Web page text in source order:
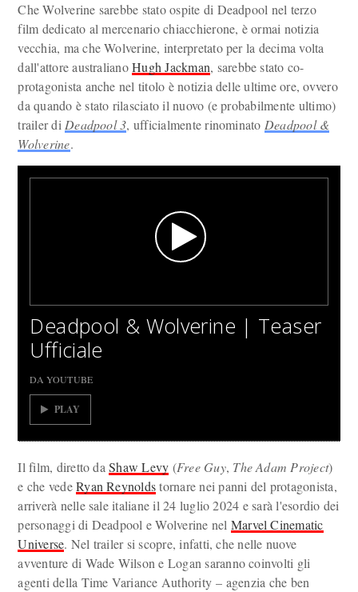
Che Wolverine sarebbe stato ospite di Deadpool nel terzo
film dedicato al mercenario chiacchierone, è ormai notizia
vecchia, ma che Wolverine, interpretato per la decima volta
dall'attore australianoHugh Jackman, sarebbe stato co-
protagonista anche nel titolo è notizia delle ultime ore, ovvero
da quando è stato rilasciato il nuovo (e probabilmente ultimo)
trailer di Deadpool 3, ufficialmente rinominato Deadpool &
Wolverine.
Deadpool & Wolverine | Teaser
Ufficiale
DA YOUTUBE
PLAY
Il film, diretto daShaw Levy (Free Guy, The Adam Project)
e che vedeRyan Reynoldstornare nei panni del protagonista,
arriverà nelle sale italiane il 24 luglio 2024 e sarà l'esordio dei
personaggi di Deadpool e Wolverine nel Marvel Cinematic
Universe. Nel trailer si scopre, infatti, che nelle nuove
avventure di Wade Wilson e Logan saranno coinvolti gli
agenti della Time Variance Authority – agenzia che ben